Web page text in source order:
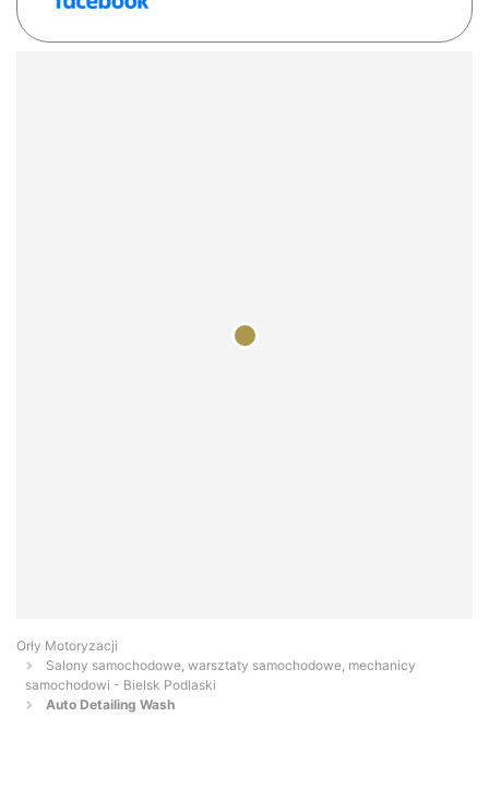
Orły Motoryzacji
Salony samochodowe, warsztaty samochodowe, mechanicy
samochodowi - Bielsk Podlaski
Auto Detailing Wash